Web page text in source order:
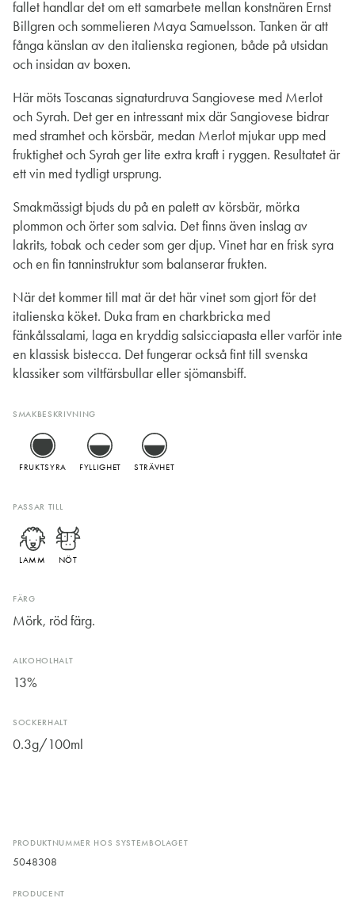
PRODUKTNUMMER HOS SYSTEMBOLAGET
5048308
PRODUCENT
fallet handlar det om ett samarbete mellan konstnären Ernst
Billgren och sommelieren Maya Samuelsson. Tanken är att
fånga känslan av den italienska regionen, både på utsidan
och insidan av boxen.
Här möts Toscanas signaturdruva Sangiovese med Merlot
och Syrah. Det ger en intressant mix där Sangiovese bidrar
med stramhet och körsbär, medan Merlot mjukar upp med
fruktighet och Syrah ger lite extra kraft i ryggen. Resultatet är
ett vin med tydligt ursprung.
Smakmässigt bjuds du på en palett av körsbär, mörka
plommon och örter som salvia. Det finns även inslag av
lakrits, tobak och ceder som ger djup. Vinet har en frisk syra
och en fin tanninstruktur som balanserar frukten.
När det kommer till mat är det här vinet som gjort för det
italienska köket. Duka fram en charkbricka med
fänkålssalami, laga en kryddig salsicciapasta eller varför inte
en klassisk bistecca. Det fungerar också fint till svenska
klassiker som viltfärsbullar eller sjömansbiff.
SMAKBESKRIVNING
FRUKTSYRA FYLLIGHET STRÄVHET
PASSAR TILL
LAMM NÖT
FÄRG
Mörk, röd färg.
ALKOHOLHALT
13%
SOCKERHALT
0.3g/100ml